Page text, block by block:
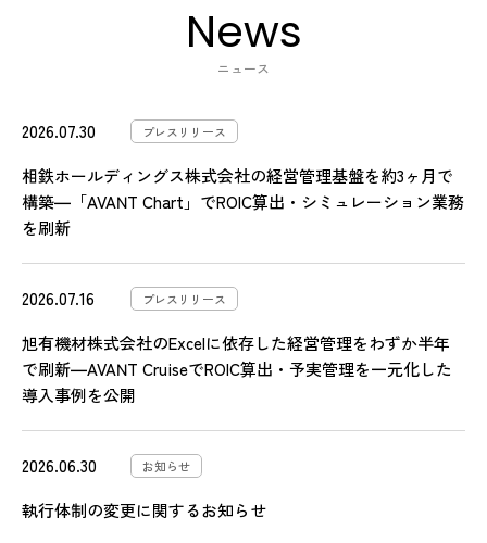
News
ニュース
2026.07.30 プレスリリース
相鉄ホールディングス株式会社の経営管理基盤を約3ヶ月で
構築―「AVANT Chart」でROIC算出・シミュレーション業務
を刷新
2026.07.16 プレスリリース
旭有機材株式会社のExcelに依存した経営管理をわずか半年
で刷新―AVANT CruiseでROIC算出・予実管理を一元化した
導入事例を公開
2026.06.30 お知らせ
執行体制の変更に関するお知らせ